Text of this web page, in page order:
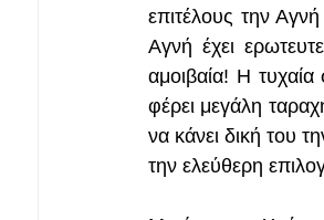
επιτέλους την
Αγνή έχει
αμοιβαία! Η
φέρει μεγάλη
να κάνει δική του
την ελεύθερη